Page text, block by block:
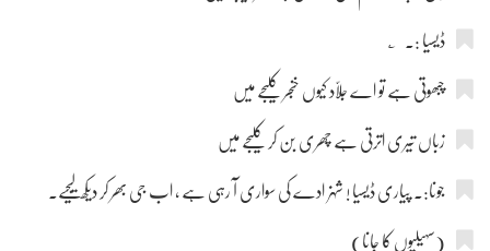
ڈیسیا :۔ ؂
چبھوتی ہے تو اے جلاّد کیوں خنجر کلیجے میں
زباں تیری اترتی ہے چھری بن کر کلیجے میں
جونا:۔ پیاری ڈیسیا ! شہزادے کی سواری آ رہی ہے ، اب جی بھر کر دیکھ لیجیے۔
(سہیلیوں کا جانا)